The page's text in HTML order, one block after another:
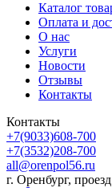
Каталог
Оплата и
О нас
Услуги
Новости
Отзывы
Контакты
Контакты
+7(9033)608-700
+7(3532)208-700
all@orenpol56.ru
г. Оренбург,